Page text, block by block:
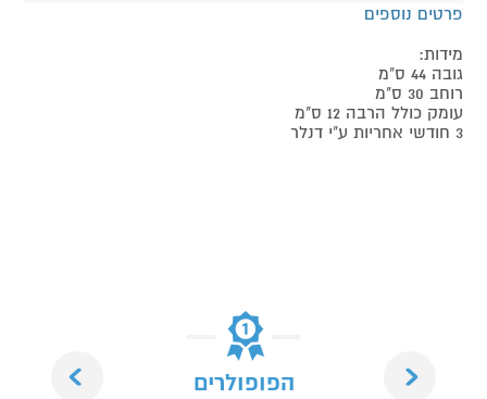
פרטים נוספים
מידות:
גובה 44 ס"מ
רוחב 30 ס"מ
עומק כולל הרבה 12 ס"מ
3 חודשי אחריות ע"י דנלר
הפופולרים